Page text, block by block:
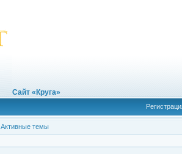
Сайт «Круга»
Активные темы